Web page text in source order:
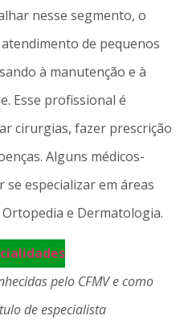
nesse segmento, o
de pequenos
à manutenção e à
Esse profissional é
cirurgias, fazer prescrição
Alguns médicos-
especializar em áreas
e Dermatologia.
pelo CFMV e como
de especialista